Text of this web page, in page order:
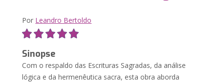
Por Leandro Bertoldo
Sinopse
Com o respaldo das Escrituras Sagradas, da análise
lógica e da hermenêutica sacra, esta obra aborda